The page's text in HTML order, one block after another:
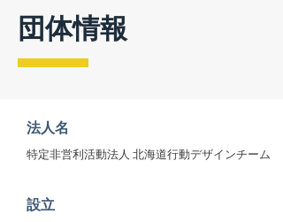
​団体情報
法人名
特定非営利活動法人 北海道行動デザインチーム
設立